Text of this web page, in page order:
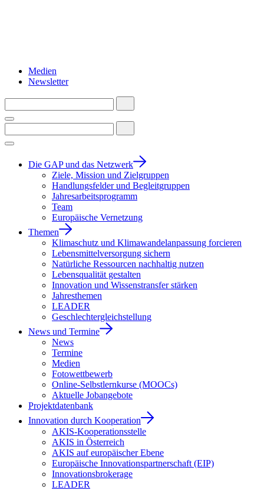
Medien
Newsletter
Die GAP und das Netzwerk
Ziele, Mission und Zielgruppen
Handlungsfelder und Begleitgruppen
Jahresarbeitsprogramm
Team
Europäische Vernetzung
Themen
Klimaschutz und Klimawandelanpassung forcieren
Lebensmittelversorgung sichern
Natürliche Ressourcen nachhaltig nutzen
Lebensqualität gestalten
Innovation und Wissenstransfer stärken
Jahresthemen
LEADER
Geschlechtergleichstellung
News und Termine
News
Termine
Medien
Fotowettbewerb
Online-Selbstlernkurse (MOOCs)
Aktuelle Jobangebote
Projektdatenbank
Innovation durch Kooperation
AKIS-Kooperationsstelle
AKIS in Österreich
AKIS auf europäischer Ebene
Europäische Innovationspartnerschaft (EIP)
Innovationsbrokerage
LEADER